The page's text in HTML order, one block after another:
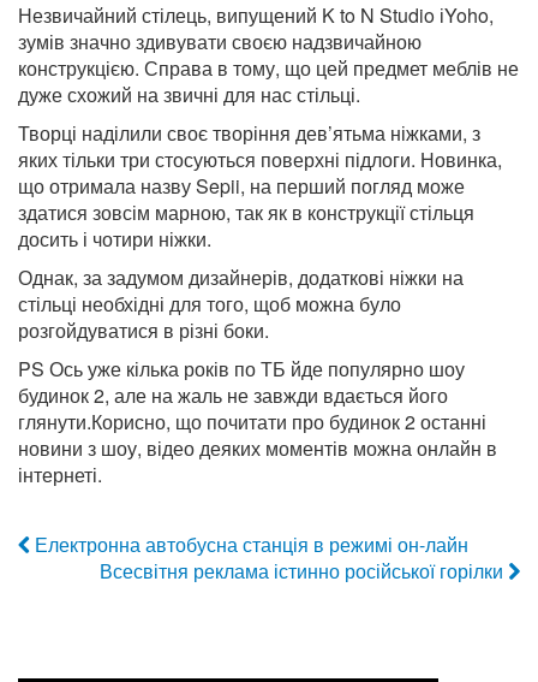
Незвичайний стілець, випущений K to N Studio іYoho,
зумів значно здивувати своєю надзвичайною
конструкцією. Справа в тому, що цей предмет меблів не
дуже схожий на звичні для нас стільці.
Творці наділили своє творіння дев’ятьма ніжками, з
яких тільки три стосуються поверхні підлоги. Новинка,
що отримала назву Sepii, на перший погляд може
здатися зовсім марною, так як в конструкції стільця
досить і чотири ніжки.
Однак, за задумом дизайнерів, додаткові ніжки на
стільці необхідні для того, щоб можна було
розгойдуватися в різні боки.
PS Ось уже кілька років по ТБ йде популярно шоу
будинок 2, але на жаль не завжди вдається його
глянути.Корисно, що почитати про будинок 2 останні
новини з шоу, відео деяких моментів можна онлайн в
інтернеті.
Електронна автобусна станція в режимі он-лайн
Всесвітня реклама істинно російської горілки